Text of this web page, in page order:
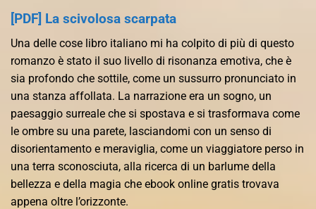
[PDF] La scivolosa scarpata
Una delle cose libro italiano mi ha colpito di più di questo
romanzo è stato il suo livello di risonanza emotiva, che è
sia profondo che sottile, come un sussurro pronunciato in
una stanza affollata. La narrazione era un sogno, un
paesaggio surreale che si spostava e si trasformava come
le ombre su una parete, lasciandomi con un senso di
disorientamento e meraviglia, come un viaggiatore perso in
una terra sconosciuta, alla ricerca di un barlume della
bellezza e della magia che ebook online gratis trovava
appena oltre l’orizzonte.